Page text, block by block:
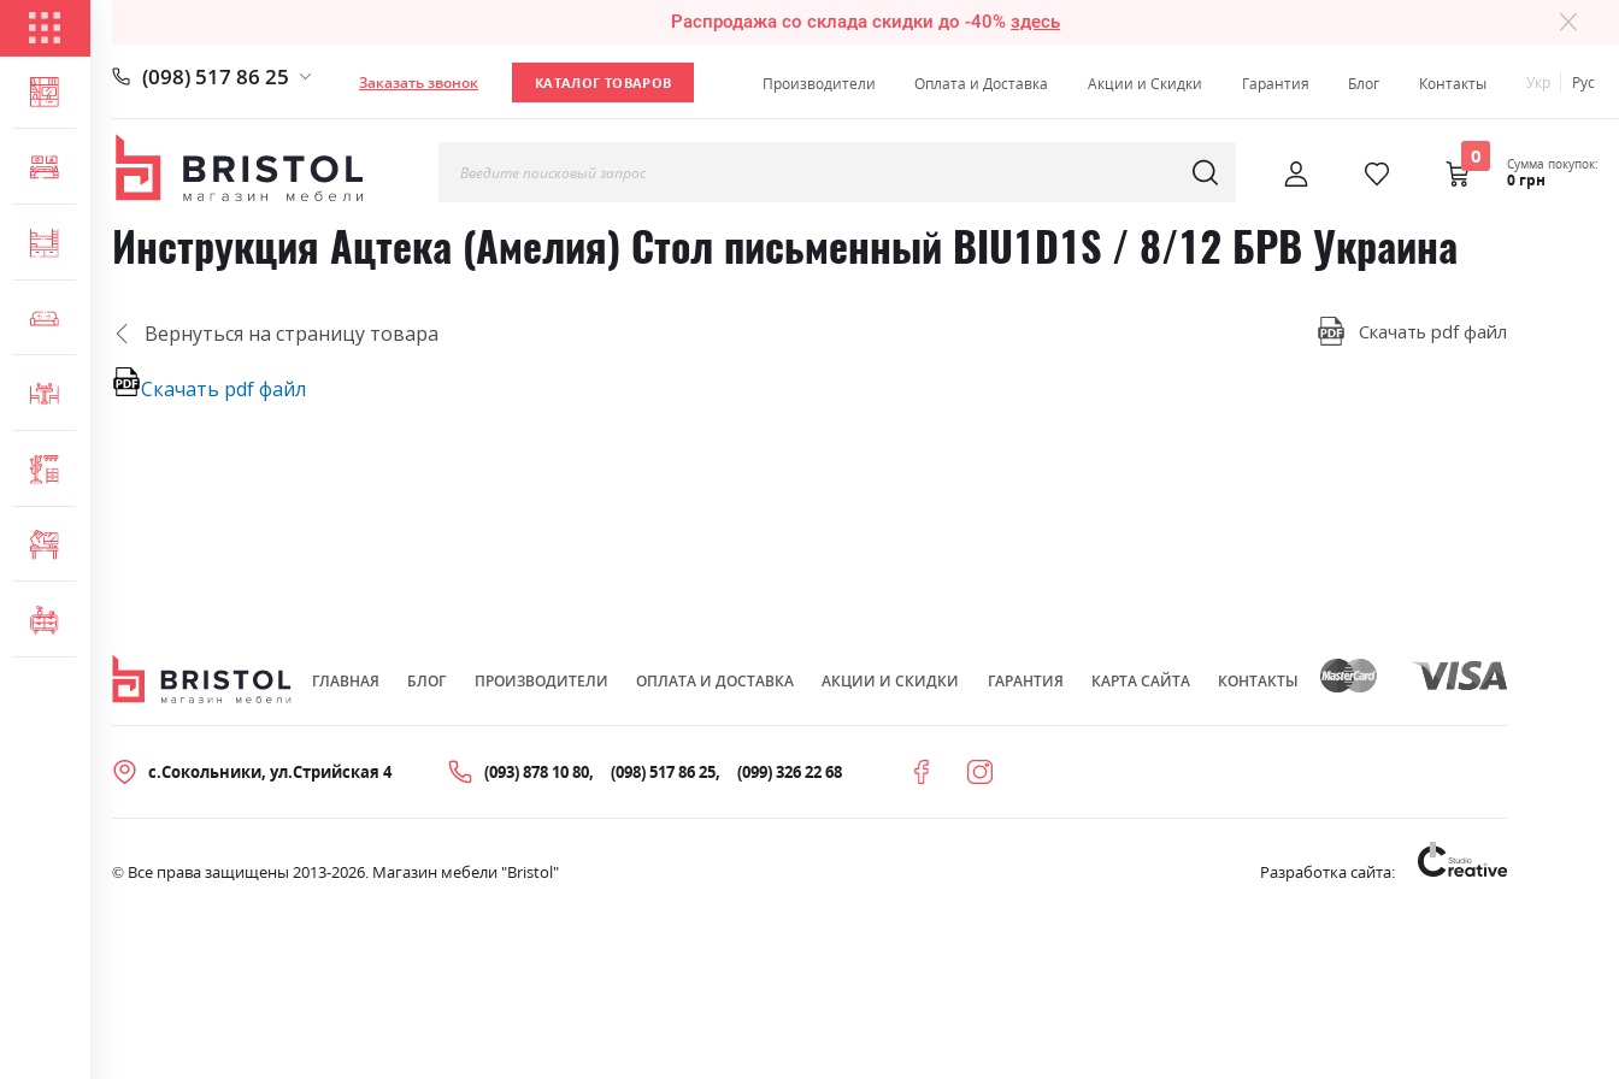
Распродажа со склада скидки до -40%здесь
ГОСТИНАЯ
СПАЛЬНЯ
ДЕТСКАЯ
МЯГКАЯ МЕБЕЛЬ
СТОЛЫ И СТУЛЬЯ
(098) 517 86 25 Заказать звонок КАТАЛОГ ТОВАРОВ Производители Оплата и Доставка Акции и Скидки Гарантия Блог Контакты Укр Рус
Введите поисковый запрос
0 Сумма покупок:
0 грн
Инструкция Ацтека (Амелия) Стол письменный BIU1D1S / 8/12 БРВ Украина
Вернуться на страницу товара Скачать pdf файл
Скачать pdf файл
ГЛАВНАЯ БЛОГ ПРОИЗВОДИТЕЛИ ОПЛАТА И ДОСТАВКА АКЦИИ И СКИДКИ ГАРАНТИЯ КАРТА САЙТА КОНТАКТЫ
с.Сокольники, ул.Стрийская 4 (093) 878 10 80 (098) 517 86 25 (099) 326 22 68
© Все права защищены 2013-2026. Магазин мебели "Bristol" Разработка сайта: